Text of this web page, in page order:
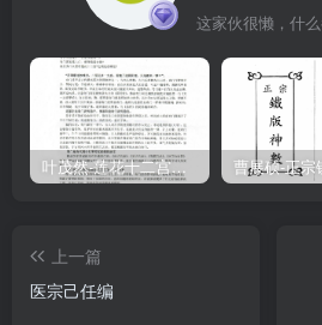
确，实有发明者，集注于右，用资考证。
法有方，其规矩变化之妙，立法成方之旨
每方必审究其立方主治之理，君臣佐使
解于其后，即方中用水之甘澜麻沸，火
迟速服之频顿，莫不各有适病之宜，前
辨脉法，此一书之次第也首纲领，次具证
因逆成坏，此一篇之次第也首经文，次注
这家伙很懒，什
叶茂然-莲花十二宫佛家奇门面授及答疑 曹展硕-正宗
上一篇
医宗己任编